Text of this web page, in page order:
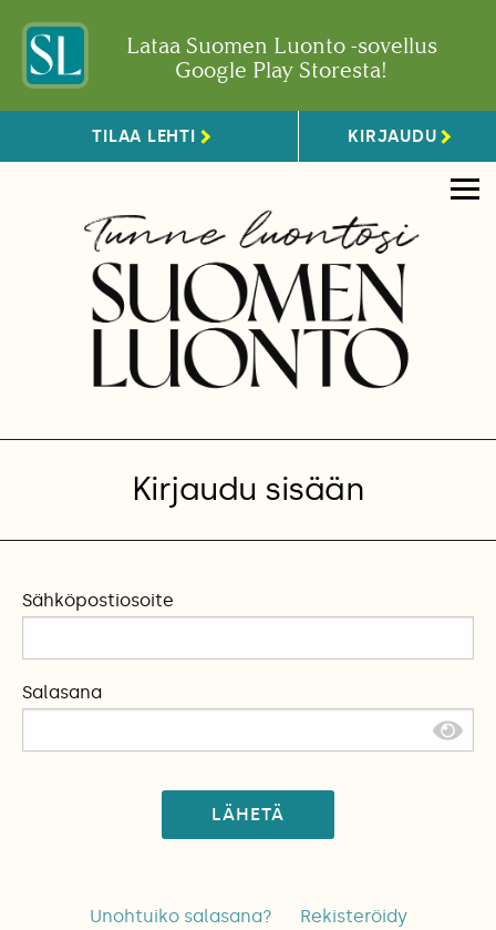
Lataa Suomen Luonto -sovellus
Google Play Storesta!
TILAA LEHTI KIRJAUDU
Kirjaudu sisään
Sähköpostiosoite
Salasana
LÄHETÄ
Unohtuiko salasana? Rekisteröidy